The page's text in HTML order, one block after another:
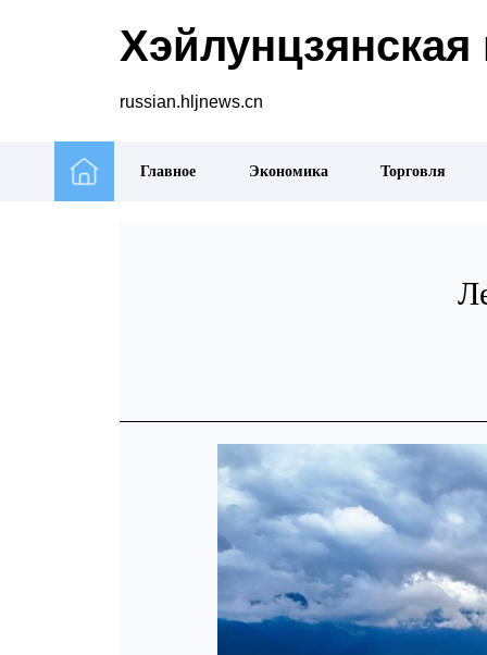
Хэйлунцзянская
russian.hljnews.cn
Главное Экономика Торговля